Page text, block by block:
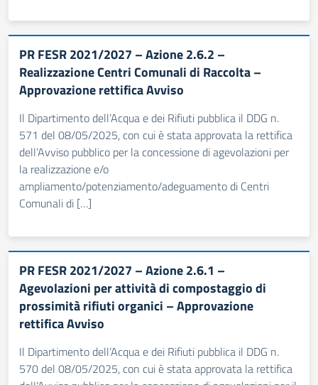
PR FESR 2021/2027 – Azione 2.6.2 –
Realizzazione Centri Comunali di Raccolta –
Approvazione rettifica Avviso
Il Dipartimento dell’Acqua e dei Rifiuti pubblica il DDG n.
571 del 08/05/2025, con cui è stata approvata la rettifica
dell’Avviso pubblico per la concessione di agevolazioni per
la realizzazione e/o
ampliamento/potenziamento/adeguamento di Centri
Comunali di […]
PR FESR 2021/2027 – Azione 2.6.1 –
Agevolazioni per attività di compostaggio di
prossimità rifiuti organici – Approvazione
rettifica Avviso
Il Dipartimento dell’Acqua e dei Rifiuti pubblica il DDG n.
570 del 08/05/2025, con cui è stata approvata la rettifica